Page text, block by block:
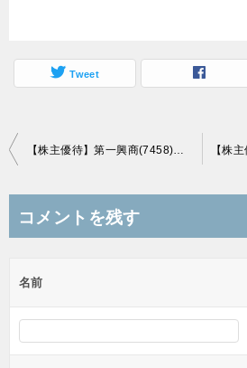
Tweet
投
ビ
ー
シ
【株主優待】第一興商(7458)の優待到着！優待券5,000円分（500円ｘ10枚）！
コメントを残す
名前